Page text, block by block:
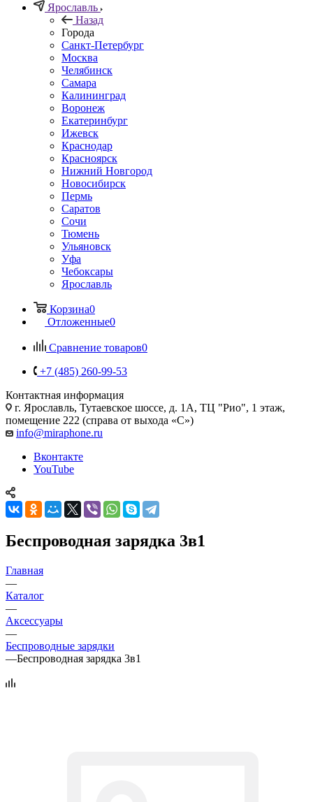
Ярославль
Назад
Города
Санкт-Петербург
Москва
Челябинск
Самара
Калининград
Воронеж
Екатеринбург
Ижевск
Краснодар
Красноярск
Нижний Новгород
Новосибирск
Пермь
Саратов
Сочи
Тюмень
Ульяновск
Уфа
Чебоксары
Ярославль
Корзина0
Отложенные0
Сравнение товаров0
+7 (485) 260-99-53
Контактная информация
г. Ярославль, Тутаевское шоссе, д. 1А, ТЦ "Рио", 1 этаж,
помещение 222 (справа от выхода «С»)
info@miraphone.ru
Вконтакте
YouTube
Беспроводная зарядка 3в1
Главная
—
Каталог
—
Аксессуары
—
Беспроводные зарядки
—Беспроводная зарядка 3в1